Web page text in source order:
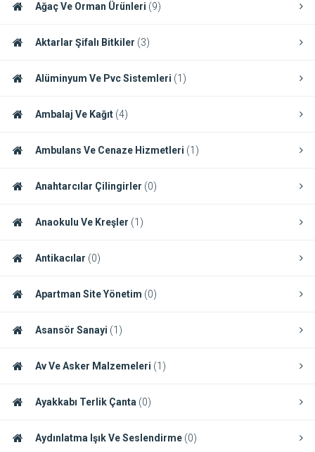
Ağaç Ve Orman Ürünleri (9)
Aktarlar Şifalı Bitkiler (3)
Alüminyum Ve Pvc Sistemleri (1)
Ambalaj Ve Kağıt (4)
Ambulans Ve Cenaze Hizmetleri (1)
Anahtarcılar Çilingirler (0)
Anaokulu Ve Kreşler (1)
Antikacılar (0)
Apartman Site Yönetim (0)
Asansör Sanayi (1)
Av Ve Asker Malzemeleri (1)
Ayakkabı Terlik Çanta (0)
Aydınlatma Işık Ve Seslendirme (0)